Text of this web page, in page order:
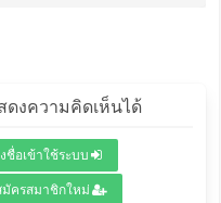
ดงความคิดเห็นได้
ชื่อเข้าใช้ระบบ
มัครสมาชิกใหม่